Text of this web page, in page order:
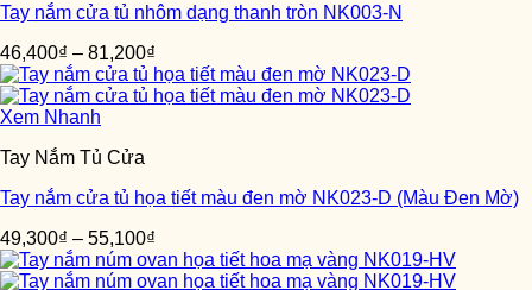
Tay nắm cửa tủ nhôm dạng thanh tròn NK003-N
46,400₫ – 81,200₫
Xem Nhanh
Tay Nắm Tủ Cửa
Tay nắm cửa tủ họa tiết màu đen mờ NK023-D (Màu Đen Mờ)
49,300₫ – 55,100₫